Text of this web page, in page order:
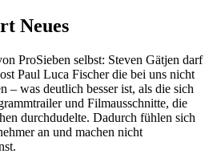
Neues
ProSieben selbst: Steven Gätjen darf
Paul Luca Fischer die bei uns nicht
– was deutlich besser ist, als die sich
und Filmausschnitte, die
durchdudelte. Dadurch fühlen sich
an und machen nicht